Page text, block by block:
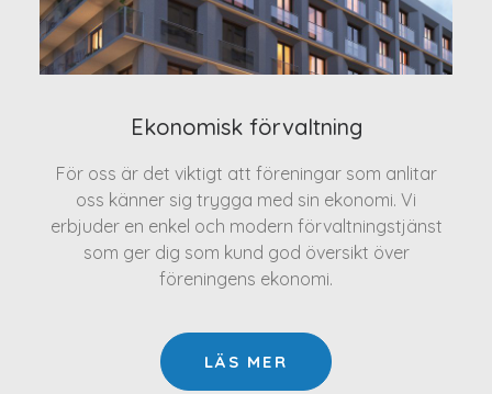
Ekonomisk förvaltning
För oss är det viktigt att föreningar som anlitar
oss känner sig trygga med sin ekonomi. Vi
erbjuder en enkel och modern förvaltningstjänst
som ger dig som kund god översikt över
föreningens ekonomi.
LÄS MER